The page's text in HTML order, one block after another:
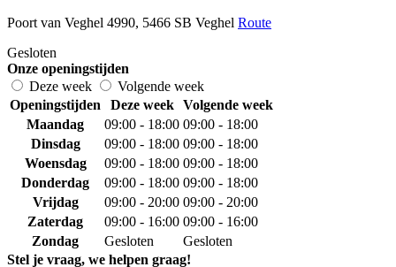
Poort van Veghel 4990, 5466 SB Veghel Route
Gesloten
Onze openingstijden
Deze week
Volgende week
Openingstijden
Deze week
Volgende week
Maandag
09:00 - 18:00 09:00 - 18:00
Dinsdag
09:00 - 18:00 09:00 - 18:00
Woensdag
09:00 - 18:00 09:00 - 18:00
Donderdag
09:00 - 18:00 09:00 - 18:00
Vrijdag
09:00 - 20:00 09:00 - 20:00
Zaterdag
09:00 - 16:00 09:00 - 16:00
Zondag
Gesloten
Gesloten
Stel je vraag, we helpen graag!